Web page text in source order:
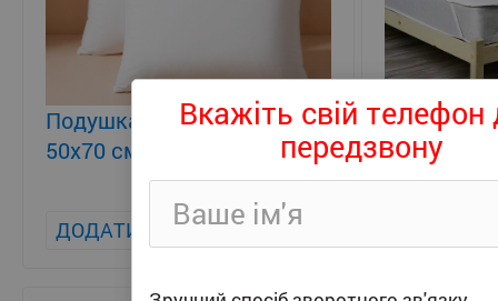
Подушка класична Eco Lite
50x70 см
ДОДАТИ + 195
Persei
Вкажіть свій телефон
передзвону